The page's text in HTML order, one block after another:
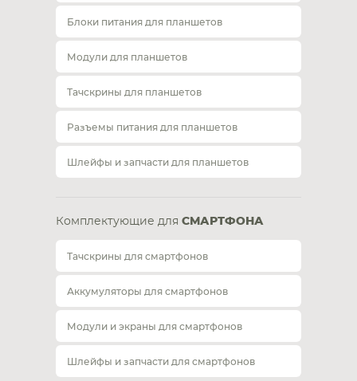
Блоки питания для планшетов
Модули для планшетов
Тачскрины для планшетов
Разъемы питания для планшетов
Шлейфы и запчасти для планшетов
Комплектующие для СМАРТФОНА
Тачскрины для смартфонов
Аккумуляторы для смартфонов
Модули и экраны для смартфонов
Шлейфы и запчасти для смартфонов